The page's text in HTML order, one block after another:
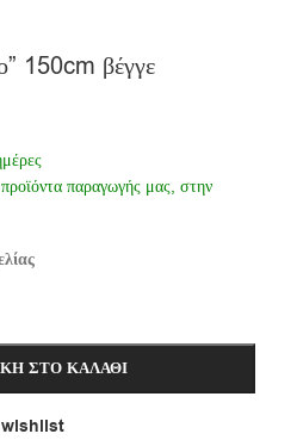
150cm βέγγε
παραγωγής μας, στην
ΣΤΟ ΚΑΛΆΘΙ